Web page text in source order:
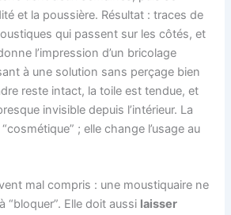
et la poussière. Résultat : traces de
qui passent sur les côtés, et
l’impression d’un bricolage
à une solution sans perçage bien
reste intact, la toile est tendue, et
invisible depuis l’intérieur. La
; elle change l’usage au
mal compris : une moustiquaire ne
“bloquer”. Elle doit aussi laisser